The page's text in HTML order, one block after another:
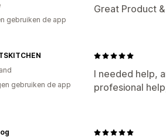
Great Product
gebruiken de app
I needed help,
profesional
gebruiken de app